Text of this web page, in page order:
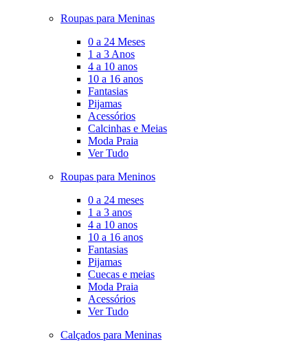
Roupas para Meninas
0 a 24 Meses
1 a 3 Anos
4 a 10 anos
10 a 16 anos
Fantasias
Pijamas
Acessórios
Calcinhas e Meias
Moda Praia
Ver Tudo
Roupas para Meninos
0 a 24 meses
1 a 3 anos
4 a 10 anos
10 a 16 anos
Fantasias
Pijamas
Cuecas e meias
Moda Praia
Acessórios
Ver Tudo
Calçados para Meninas